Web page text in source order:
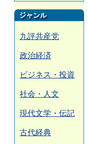
九評共産党
政治経済
ビジネス・投資
社会・人文
現代文学・伝記
古代経典